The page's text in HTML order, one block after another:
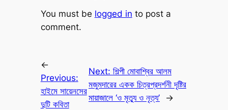
You must be logged in to post a
comment.
←
Previous:
হাইমে সায়েনসের
দুটি কবিতা
Next: শিল্পী মোবাশ্বির আলম
মজুমদারের একক চিত্রপ্রদর্শনী দৃষ্টির
মায়াজালে ‘ও মৃত্যু ও নৃত্য’
→